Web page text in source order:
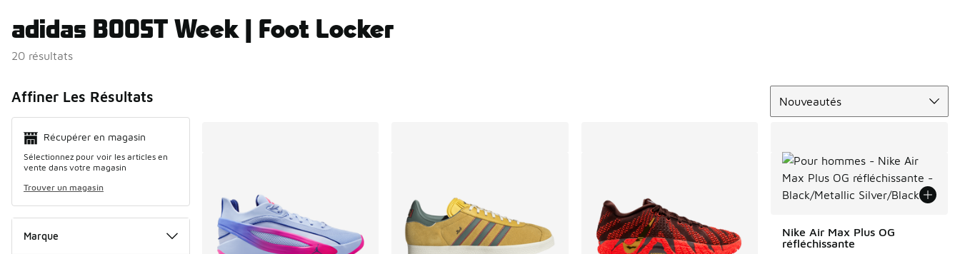
adidas BOOST Week | Foot Locker
20 résultats
Affiner Les Résultats
Récupérer en magasin
Sélectionnez pour voir les articles en
vente dans votre magasin
Trouver un magasin
Marque
Nouveautés
Nike Air Max Plus OG
réfléchissante